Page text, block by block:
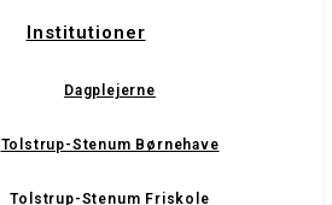
Institutioner
Dagplejerne
Tolstrup-Stenum Børnehave
Tolstrup-Stenum Friskole